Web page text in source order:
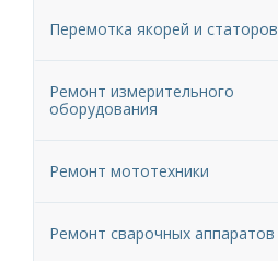
Перемотка якорей и статоров
Ремонт измерительного
оборудования
Ремонт мототехники
Ремонт сварочных аппаратов